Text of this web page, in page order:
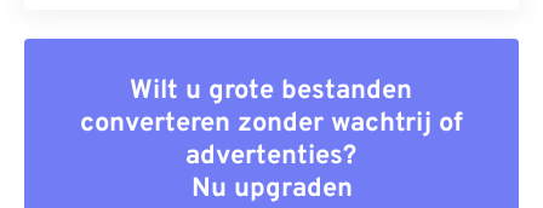
Wilt u grote bestanden
converteren zonder wachtrij of
advertenties?
Nu upgraden